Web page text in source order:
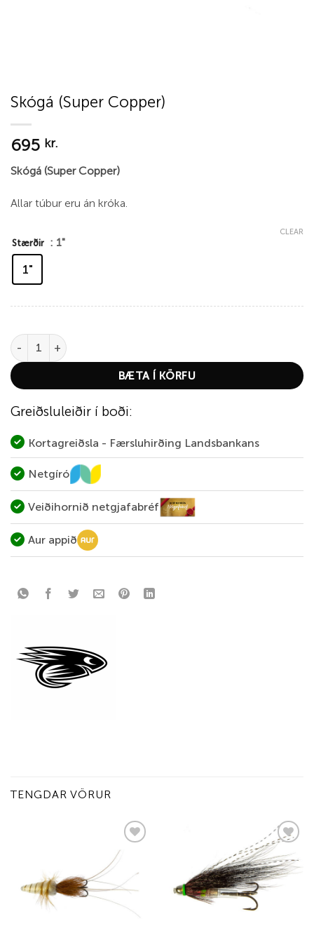
Skógá (Super Copper)
695 kr.
Skógá (Super Copper)
Allar túbur eru án króka.
Stærðir : 1"
1"
CLEAR
Skógá (Super Copper) quantity
BÆTA Í KÖRFU
Greiðsluleiðir í boði:
Kortagreiðsla - Færsluhirðing Landsbankans
Netgíró
Veiðihornið netgjafabréf
Aur appið
TENGDAR VÖRUR
Add to
Add to
wishlist